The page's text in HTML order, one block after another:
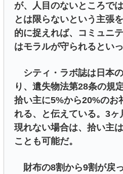
が、人目のないところで
とは限らないという主張
的に捉えれば、コミュニ
はモラルが守られるとい
シティ・ラボ誌は日本
り、遺失物法第28条の規
拾い主に5%から20%のお
れる、と伝えている。3
現れない場合は、拾い主
ことも可能だ。
財布の8割から9割が戻